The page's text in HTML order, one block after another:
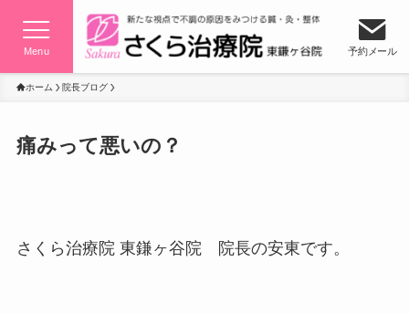
予約メール
Menu
ホーム 院長ブログ
痛みって悪いの？
さくら治療院 東鎌ヶ谷院 院長の安東です。